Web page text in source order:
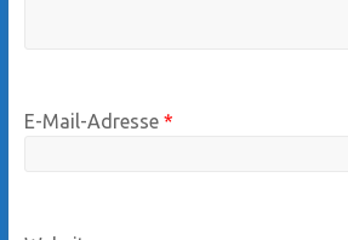
E-Mail-Adresse *